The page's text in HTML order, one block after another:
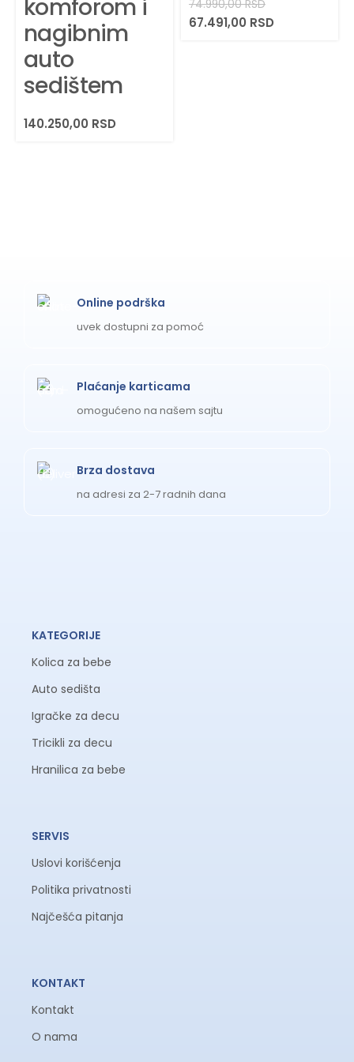
mehanizme čistim od peska i prašine. Proizvod dolazi sa
standardnom zakonskom garancijom od 24 meseca na
fabričke nedostatke.
komforom i
nagibnim
auto
sedištem
140.250,00 RSD
74.990,00RSD
67.491,00 RSD
Online podrška
uvek dostupni za pomoć
Plaćanje karticama
omogućeno na našem sajtu
Brza dostava
na adresi za 2-7 radnih dana
KATEGORIJE
Kolica za bebe
Auto sedišta
Igračke za decu
Tricikli za decu
Hranilica za bebe
SERVIS
Uslovi korišćenja
Politika privatnosti
Najčešća pitanja
KONTAKT
Kontakt
O nama